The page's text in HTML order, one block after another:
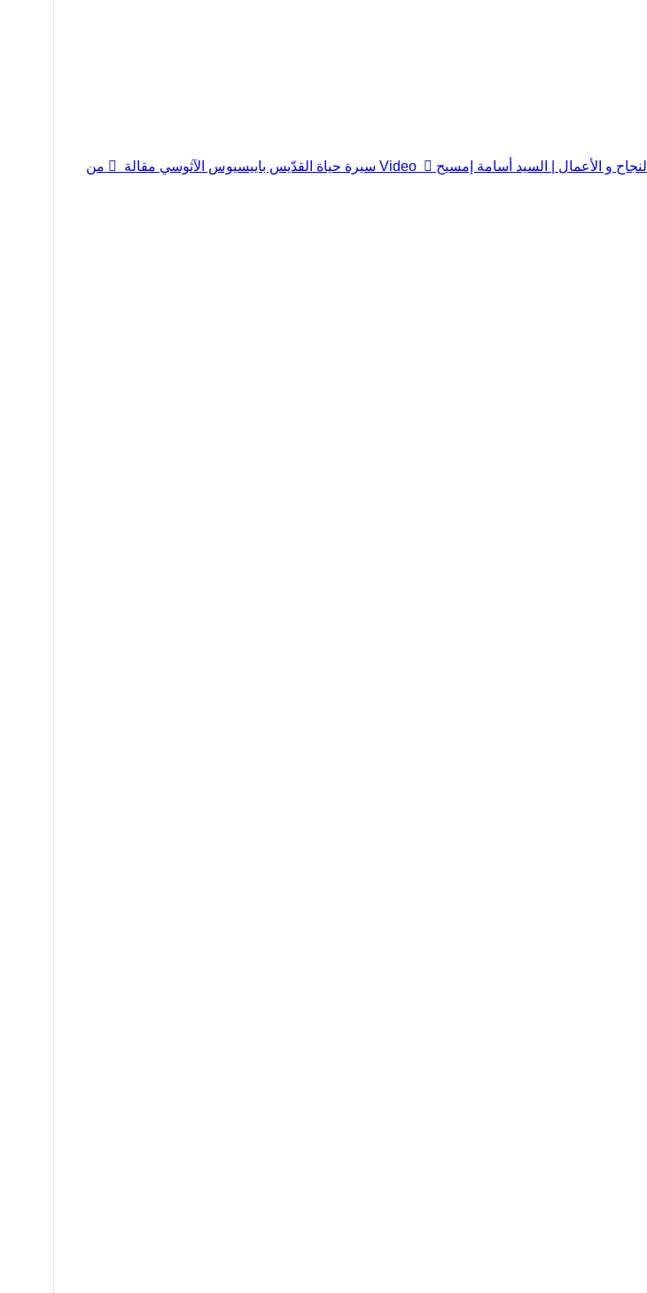
النجاح و الأعمال | السيد أسامة إمسيح Video سيرة حياة القدّيس باييسيوس الآثوسي مقالة
من